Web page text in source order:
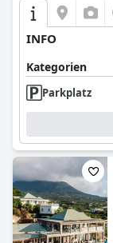
INFO
Kategorien
Parkplatz